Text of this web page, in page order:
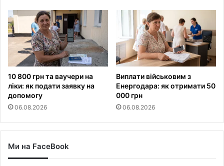
10 800 грн та ваучери на
ліки: як подати заявку на
допомогу
06.08.2026
Виплати військовим з
Енергодара: як отримати 50
000 грн
06.08.2026
Ми на FaceBook